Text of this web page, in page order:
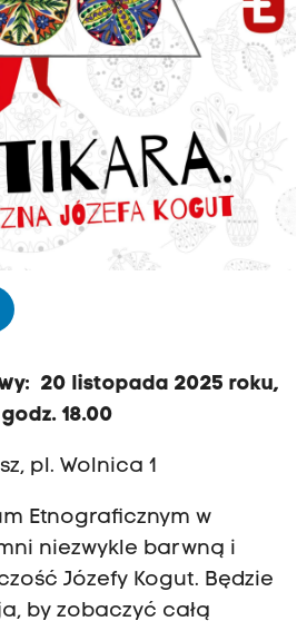
20 listopada 2025 roku,
godz. 18.00
pl. Wolnica 1
Etnograficznym w
niezwykle barwną i
Józefy Kogut. Będzie
by zobaczyć całą